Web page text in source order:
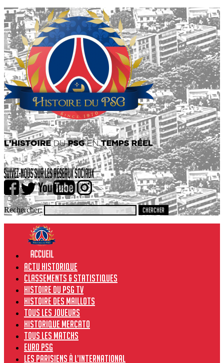
Rechercher:
Actu historique
Classements & Statistiques
Histoire du PSG TV
Histoire des maillots
Tous les joueurs
Historique Mercato
Tous les matchs
Euro PSG
Les Parisiens à l’international